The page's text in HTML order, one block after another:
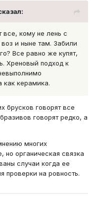
все, кому не лень с
и ныне там. Забили
Все равно же купят,
Хреновый подход к
как керамика.
брусков говорят все
говорят редко, а
многих
но органическая связка
случаи когда ее
проверки на ровность.